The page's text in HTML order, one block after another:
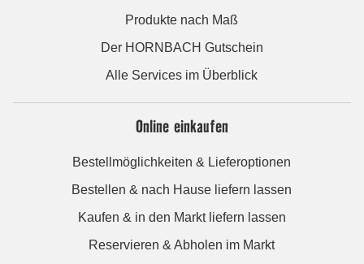
Produkte nach Maß
Der HORNBACH Gutschein
Alle Services im Überblick
Online einkaufen
Bestellmöglichkeiten & Lieferoptionen
Bestellen & nach Hause liefern lassen
Kaufen & in den Markt liefern lassen
Reservieren & Abholen im Markt